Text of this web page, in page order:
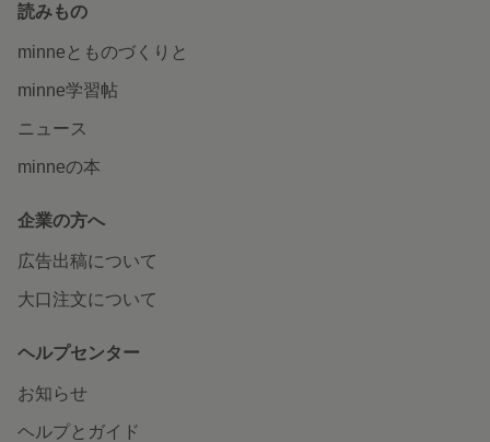
読みもの
minneとものづくりと
minne学習帖
ニュース
minneの本
企業の方へ
広告出稿について
大口注文について
ヘルプセンター
お知らせ
ヘルプとガイド